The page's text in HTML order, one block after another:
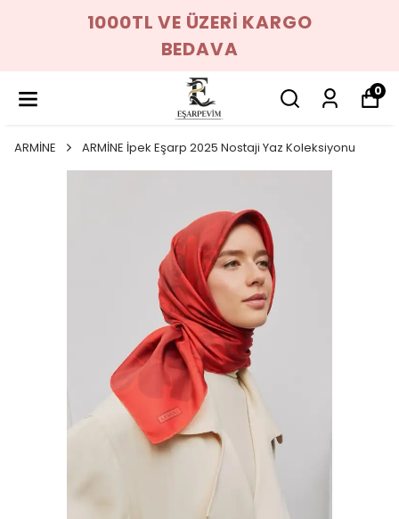
1000TL VE ÜZERİ KARGO
BEDAVA
0
ARMİNE ARMİNE İpek Eşarp 2025 Nostaji Yaz Koleksiyonu